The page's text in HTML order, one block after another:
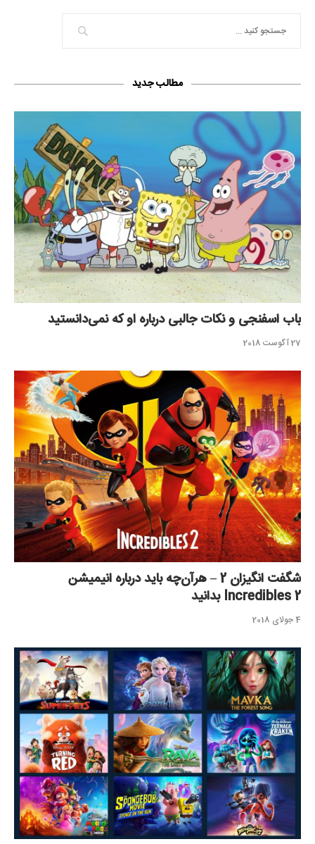
مطالب جدید
باب اسفنجی و نکات جالبی درباره او که نمی‌دانستید
27 آگوست 2018
شگفت انگیزان 2 – هرآن‌چه باید درباره انیمیشن
Incredibles 2 بدانید
4 جولای 2018